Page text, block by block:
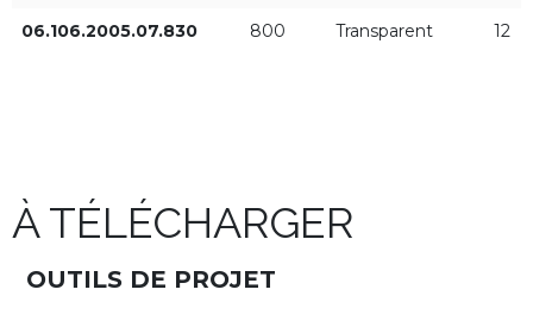
06.106.2005.07.830 800 Transparent 12
À TÉLÉCHARGER
OUTILS DE PROJET